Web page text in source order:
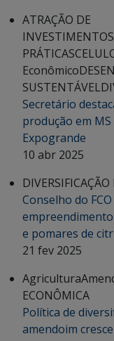
ATRAÇÃO DE
INVESTIMENTOS
PRÁTICAS
Econômico
SUSTENTÁVEL
Secretário
produção em
Expogrande
10 abr 2025
Conselho do
e pomares de
21 fev 2025
Agricultura
ECONÔMICA
Política de
amendoim